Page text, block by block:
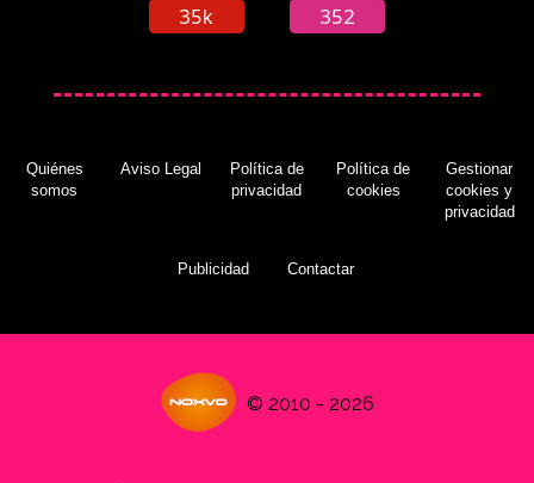
35k 352
Quiénes
somos
Aviso Legal
Política de
privacidad
Política de
cookies
Gestionar
cookies y
privacidad
Publicidad Contactar
© 2010 - 2026